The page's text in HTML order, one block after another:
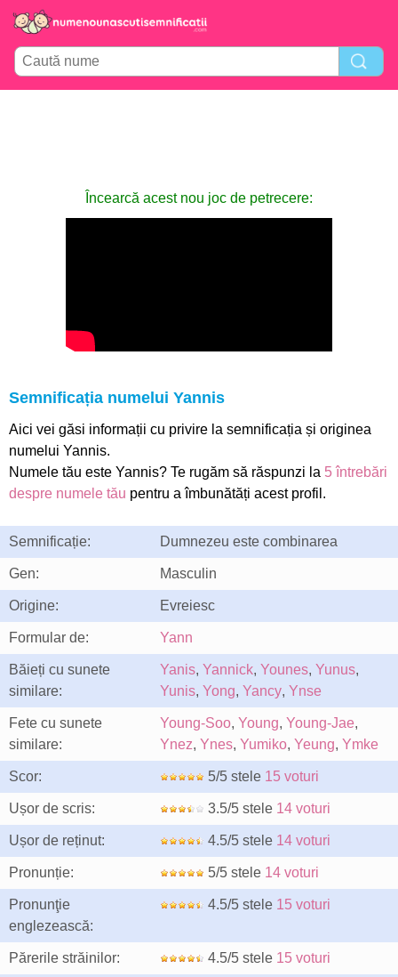
Încearcă acest nou joc de petrecere:
Semnificația numelui Yannis
Aici vei găsi informații cu privire la semnificația și originea
numelui Yannis.
Numele tău este Yannis? Te rugăm să răspunzi la 5 întrebări
despre numele tău pentru a îmbunătăți acest profil.
Semnificație: Dumnezeu este combinarea
Gen: Masculin
Origine: Evreiesc
Formular de: Yann
Băieți cu sunete
similare:
Yanis, Yannick, Younes, Yunus,
Yunis, Yong, Yancy, Ynse
Fete cu sunete
similare:
Young-Soo, Young, Young-Jae,
Ynez, Ynes, Yumiko, Yeung, Ymke
Scor: 5/5 stele 15 voturi
Ușor de scris: 3.5/5 stele 14 voturi
Ușor de reținut: 4.5/5 stele 14 voturi
Pronunție: 5/5 stele 14 voturi
Pronunţie
englezească:
4.5/5 stele 15 voturi
Părerile străinilor: 4.5/5 stele 15 voturi